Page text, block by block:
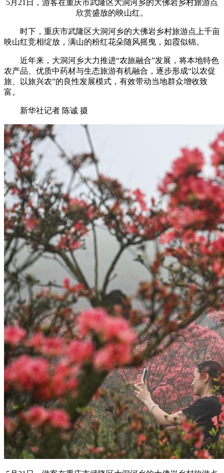
5月21日，游客在重庆市武隆区大洞河乡的大佛岩乡村旅游点
欣赏盛放的映山红。
时下，重庆市武隆区大洞河乡的大佛岩乡村旅游点上千亩
映山红竞相绽放，满山的粉红花朵随风摇曳，如霞似锦。
近年来，大洞河乡大力推进“农旅融合”发展，将本地特色
农产品、优质中药材与生态旅游有机融合，逐步形成“以农促
旅、以旅兴农”的良性发展模式，有效带动当地群众增收致
富。
新华社记者 陈诚 摄